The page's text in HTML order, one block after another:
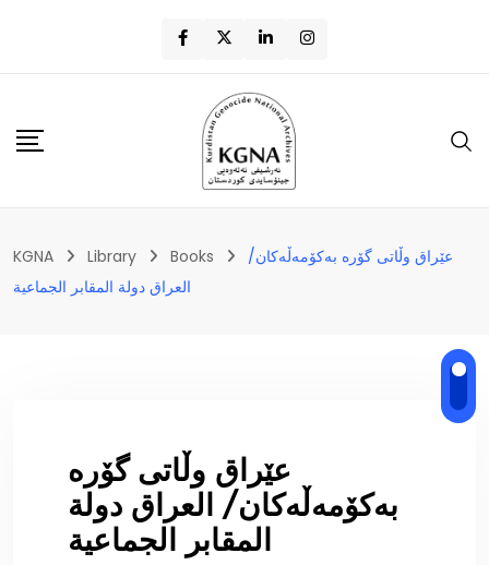
KGNA Library Books
عێراق وڵاتی گۆرە بەکۆمەڵەکان/
العراق دولة المقابر الجماعية
عێراق وڵاتی گۆرە
بەکۆمەڵەکان/ العراق دولة
المقابر الجماعية